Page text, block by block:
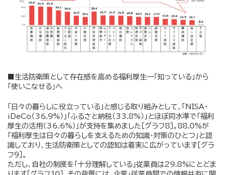
■生活防衛策として存在感を高める福利厚生—「知っている」から
「使いこなせる」へ
「日々の暮らしに役立っている」と感じる取り組みとして、「NISA・
iDeCo（36.9%）」「ふるさと納税（33.8%）」とほぼ同水準で「福利
厚生の活用（36.6%）」が支持を集めました［グラフ8］。88.0%が
「福利厚生は日々の暮らしを支えるための知識・対策のひとつ」と認
識しており、生活防衛策としての認知は着実に広がっています［グラ
フ9］。
ただし、自社の制度を「十分理解している」従業員は29.8%にとどま